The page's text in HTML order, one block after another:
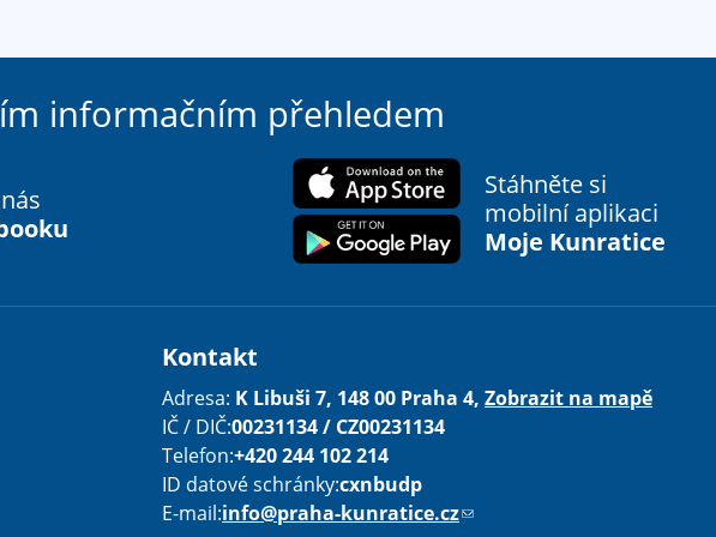
informačním přehledem
Stáhněte si
mobilní aplikaci
Moje Kunratice
Kontakt
Adresa: K Libuši 7, 148 00 Praha 4, Zobrazit na mapě
IČ / DIČ:00231134 / CZ00231134
Telefon:+420 244 102 214
ID datové schránky:cxnbudp
E-mail:info@praha-kunratice.cz(